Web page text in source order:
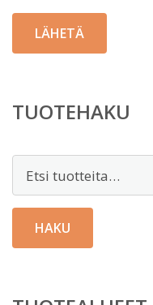
TUOTEHAKU
HAKU